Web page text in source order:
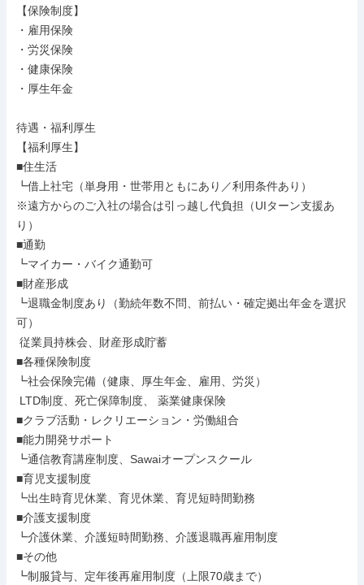
【保険制度】
・雇用保険
・労災保険
・健康保険
・厚生年金
待遇・福利厚生
【福利厚生】
■住生活
┗借上社宅（単身用・世帯用ともにあり／利用条件あり）
※遠方からのご入社の場合は引っ越し代負担（UIターン支援あ
り）
■通勤
┗マイカー・バイク通勤可
■財産形成
┗退職金制度あり（勤続年数不問、前払い・確定拠出年金を選択
可）
■各種保険制度
┗社会保険完備（健康、厚生年金、雇用、労災）
■クラブ活動・レクリエーション・労働組合
■能力開発サポート
┗通信教育講座制度、Sawaiオープンスクール
■育児支援制度
┗出生時育児休業、育児休業、育児短時間勤務
■介護支援制度
┗介護休業、介護短時間勤務、介護退職再雇用制度
■その他
┗制服貸与、定年後再雇用制度（上限70歳まで）